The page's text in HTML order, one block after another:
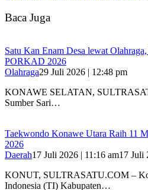
Baca Juga
Satu Kan Enam Desa lewat
PORKAD 2026
Olahraga29 Juli 2026 | 12:48 pm
KONAWE SELATAN,
Sumber Sari…
Taekwondo Konawe Utara Raih 11
2026
Daerah17 Juli 2026 | 11:16 am17 Juli
KONUT, SULTRASATU.COM –
Indonesia (TI) Kabupaten…